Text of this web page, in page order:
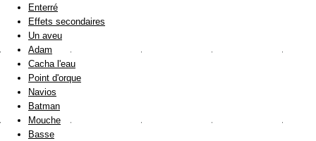
Enterré
Effets secondaires
Un aveu
Adam
Cacha l'eau
Point d'orque
Navios
Batman
Mouche
Basse